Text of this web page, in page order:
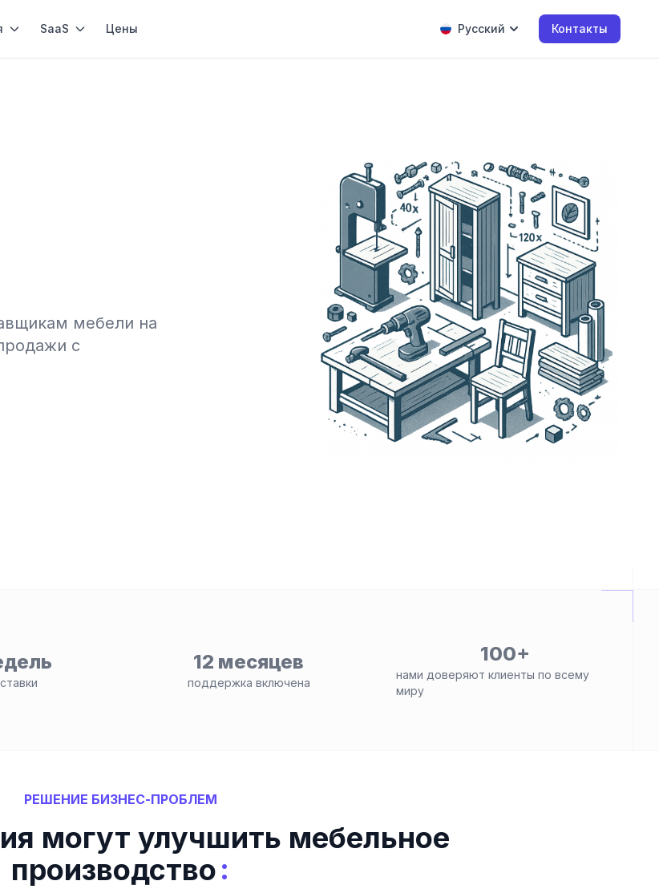
SaaS Цены Русский Контакты
мебели на
с
12 месяцев
поддержка включена
100+
нами доверяют клиенты по всему
миру
РЕШЕНИЕ БИЗНЕС-ПРОБЛЕМ
могут улучшить мебельное
производство: